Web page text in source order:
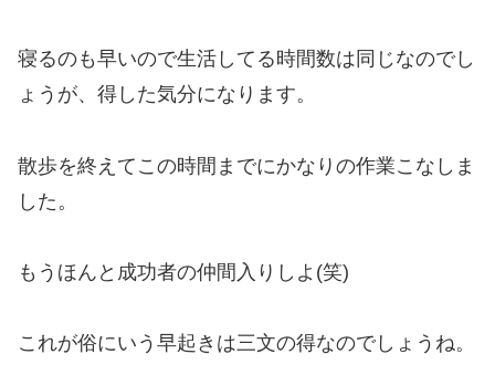
寝るのも早いので生活してる時間数は同じなのでし
ょうが、得した気分になります。
散歩を終えてこの時間までにかなりの作業こなしま
した。
もうほんと成功者の仲間入りしよ(笑)
これが俗にいう早起きは三文の得なのでしょうね。